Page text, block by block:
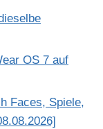
OS 7 auf
Faces, Spiele,